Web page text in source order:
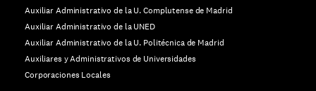
Auxiliar Administrativo de la U. Complutense de Madrid
Auxiliar Administrativo de la UNED
Auxiliar Administrativo de la U. Politécnica de Madrid
Auxiliares y Administrativos de Universidades
Corporaciones Locales